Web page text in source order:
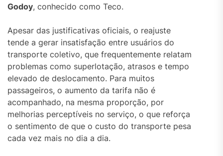
Godoy, conhecido como Teco.
Apesar das justificativas oficiais, o reajuste
tende a gerar insatisfação entre usuários do
transporte coletivo, que frequentemente relatam
problemas como superlotação, atrasos e tempo
elevado de deslocamento. Para muitos
passageiros, o aumento da tarifa não é
acompanhado, na mesma proporção, por
melhorias perceptíveis no serviço, o que reforça
o sentimento de que o custo do transporte pesa
cada vez mais no dia a dia.